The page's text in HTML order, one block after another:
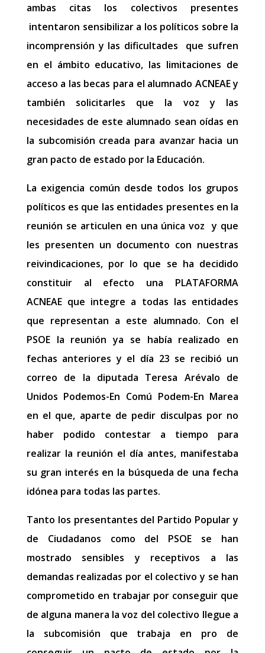
ambas citas los colectivos presentes
intentaron sensibilizar a los políticos sobre la
incomprensión y las dificultades que sufren
en el ámbito educativo, las limitaciones de
acceso a las becas para el alumnado ACNEAE y
también solicitarles que la voz y las
necesidades de este alumnado sean oídas en
la subcomisión creada para avanzar hacia un
gran pacto de estado por la Educación.
La exigencia común desde todos los grupos
políticos es que las entidades presentes en la
reunión se articulen en una única voz y que
les presenten un documento con nuestras
reivindicaciones, por lo que se ha decidido
constituir al efecto una PLATAFORMA
ACNEAE que integre a todas las entidades
que representan a este alumnado. Con el
PSOE la reunión ya se había realizado en
fechas anteriores y el día 23 se recibió un
correo de la diputada Teresa Arévalo de
Unidos Podemos-En Comú Podem-En Marea
en el que, aparte de pedir disculpas por no
haber podido contestar a tiempo para
realizar la reunión el día antes, manifestaba
su gran interés en la búsqueda de una fecha
idónea para todas las partes.
Tanto los presentantes del Partido Popular y
de Ciudadanos como del PSOE se han
mostrado sensibles y receptivos a las
demandas realizadas por el colectivo y se han
comprometido en trabajar por conseguir que
de alguna manera la voz del colectivo llegue a
la subcomisión que trabaja en pro de